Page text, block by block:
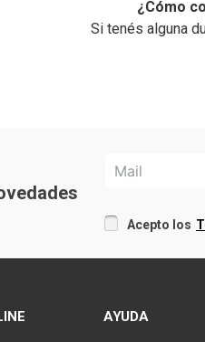
¿Cómo
Si tenés alguna
Acepto los
AYUDA